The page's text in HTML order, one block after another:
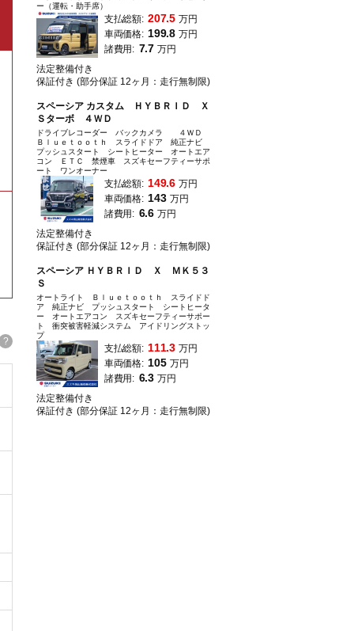
?
ー（運転・助手席）
支払総額: 207.5 万円
車両価格: 199.8 万円
諸費用: 7.7 万円
法定整備付き
保証付き (部分保証 12ヶ月：走行無制限)
スペーシア カスタム ＨＹＢＲＩＤ Ｘ
Ｓターボ ４ＷＤ
ドライブレコーダー バックカメラ ４ＷＤ
Ｂｌｕｅｔｏｏｔｈ スライドドア 純正ナビ
プッシュスタート シートヒーター オートエア
コン ＥＴＣ 禁煙車 スズキセーフティーサポ
ート ワンオーナー
支払総額: 149.6 万円
車両価格: 143 万円
諸費用: 6.6 万円
法定整備付き
保証付き (部分保証 12ヶ月：走行無制限)
スペーシア ＨＹＢＲＩＤ Ｘ ＭＫ５３
Ｓ
オートライト Ｂｌｕｅｔｏｏｔｈ スライドド
ア 純正ナビ プッシュスタート シートヒータ
ー オートエアコン スズキセーフティーサポー
ト 衝突被害軽減システム アイドリングストッ
プ
支払総額: 111.3 万円
車両価格: 105 万円
諸費用: 6.3 万円
法定整備付き
保証付き (部分保証 12ヶ月：走行無制限)